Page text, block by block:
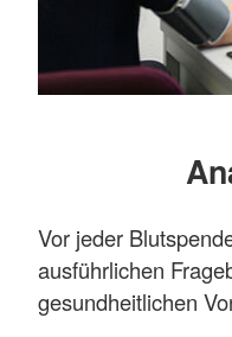
Vor jeder
ausführlichen
gesundheitlichen